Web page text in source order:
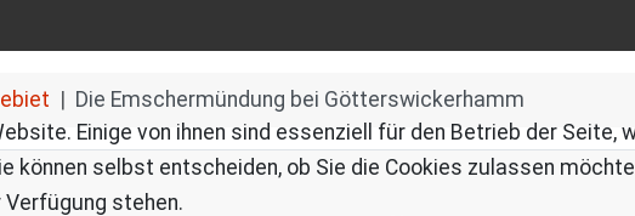
Die Emschermündung bei Götterswickerhamm
Einige von ihnen sind essenziell für den Betrieb der
können selbst entscheiden, ob Sie die Cookies zulassen
stehen.